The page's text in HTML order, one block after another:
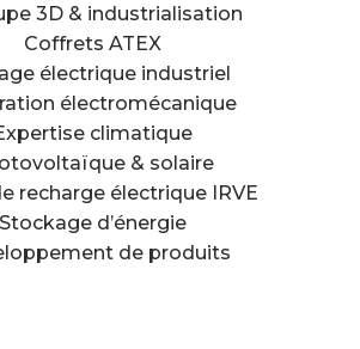
3D & industrialisation
Coffrets ATEX
électrique industriel
électromécanique
climatique
& solaire
recharge électrique IRVE
Stockage d’énergie
de produits